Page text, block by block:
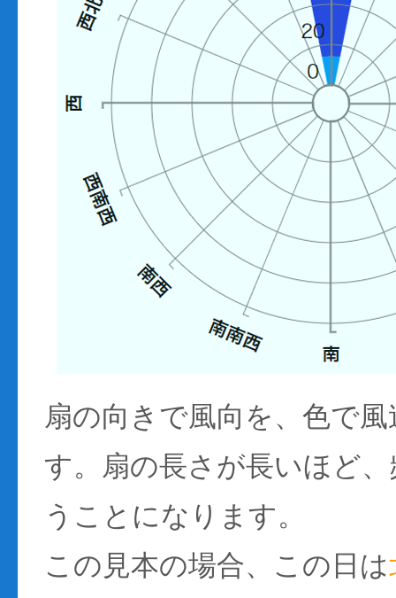
扇の向きで風向を、色で
す。扇の長さが長いほど
うことになります。
この見本の場合、この日は